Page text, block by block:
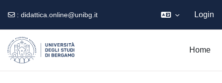
: didattica.online@unibg.it Login
Home